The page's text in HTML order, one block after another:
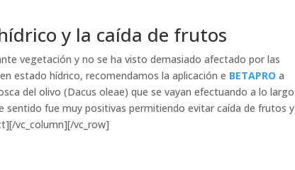
y la caída de frutos
vegetación y no se ha visto demasiado afectado por las
estado hídrico, recomendamos la aplicación e BETAPRO a
del olivo (Dacus oleae) que se vayan efectuando a lo largo
sentido fue muy positivas permitiendo evitar caída de frutos y
vc_column][/vc_row]